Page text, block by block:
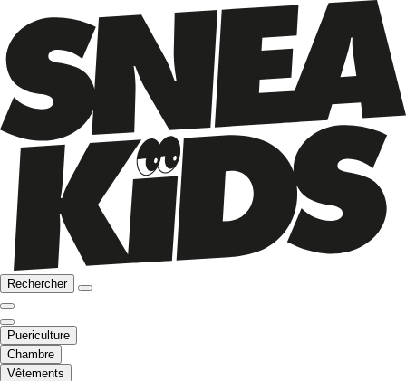
Rechercher
Puericulture
Chambre
Vêtements